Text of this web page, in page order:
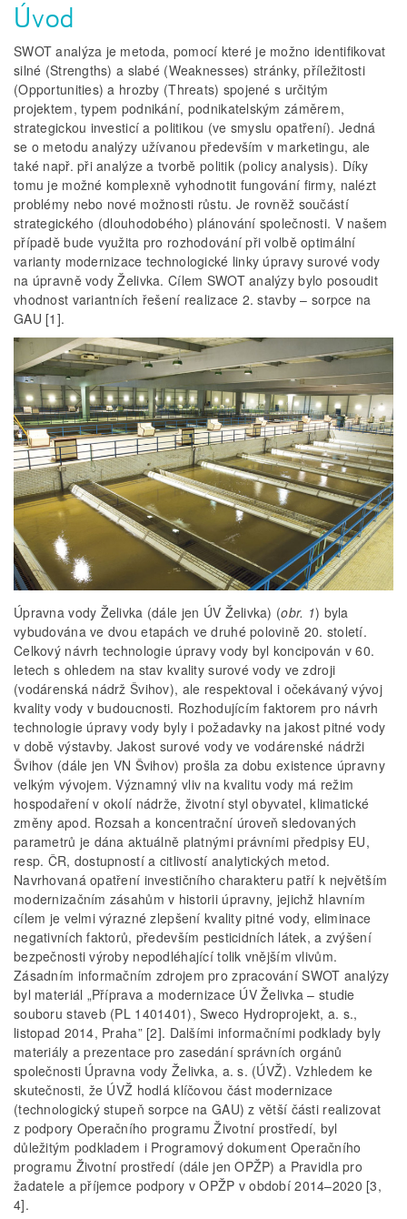
Úvod
SWOT analýza je metoda, pomocí které je možno identifikovat
silné (Strengths) a slabé (Weaknesses) stránky, příležitosti
(Opportunities) a hrozby (Threats) spojené s určitým
projektem, typem podnikání, podnikatelským záměrem,
strategickou investicí a politikou (ve smyslu opatření). Jedná
se o metodu analýzy užívanou především v marketingu, ale
také např. při analýze a tvorbě politik (policy analysis). Díky
tomu je možné komplexně vyhodnotit fungování firmy, nalézt
problémy nebo nové možnosti růstu. Je rovněž součástí
strategického (dlouhodobého) plánování společnosti. V našem
případě bude využita pro rozhodování při volbě optimální
varianty modernizace technologické linky úpravy surové vody
na úpravně vody Želivka. Cílem SWOT analýzy bylo posoudit
vhodnost variantních řešení realizace 2. stavby – sorpce na
GAU [1].
Úpravna vody Želivka (dále jen ÚV Želivka) (obr. 1) byla
vybudována ve dvou etapách ve druhé polovině 20. století.
Celkový návrh technologie úpravy vody byl koncipován v 60.
letech s ohledem na stav kvality surové vody ve zdroji
(vodárenská nádrž Švihov), ale respektoval i očekávaný vývoj
kvality vody v budoucnosti. Rozhodujícím faktorem pro návrh
technologie úpravy vody byly i požadavky na jakost pitné vody
v době výstavby. Jakost surové vody ve vodárenské nádrži
Švihov (dále jen VN Švihov) prošla za dobu existence úpravny
velkým vývojem. Významný vliv na kvalitu vody má režim
hospodaření v okolí nádrže, životní styl obyvatel, klimatické
změny apod. Rozsah a koncentrační úroveň sledovaných
parametrů je dána aktuálně platnými právními předpisy EU,
resp. ČR, dostupností a citlivostí analytických metod.
Navrhovaná opatření investičního charakteru patří k největším
modernizačním zásahům v historii úpravny, jejichž hlavním
cílem je velmi výrazné zlepšení kvality pitné vody, eliminace
negativních faktorů, především pesticidních látek, a zvýšení
bezpečnosti výroby nepodléhající tolik vnějším vlivům.
Zásadním informačním zdrojem pro zpracování SWOT analýzy
byl materiál „Příprava a modernizace ÚV Želivka – studie
souboru staveb (PL 1401401), Sweco Hydroprojekt, a. s.,
listopad 2014, Praha” [2]. Dalšími informačními podklady byly
materiály a prezentace pro zasedání správních orgánů
společnosti Úpravna vody Želivka, a. s. (ÚVŽ). Vzhledem ke
skutečnosti, že ÚVŽ hodlá klíčovou část modernizace
(technologický stupeň sorpce na GAU) z větší části realizovat
z podpory Operačního programu Životní prostředí, byl
důležitým podkladem i Programový dokument Operačního
programu Životní prostředí (dále jen OPŽP) a Pravidla pro
žadatele a příjemce podpory v OPŽP v období 2014–2020 [3,
4].